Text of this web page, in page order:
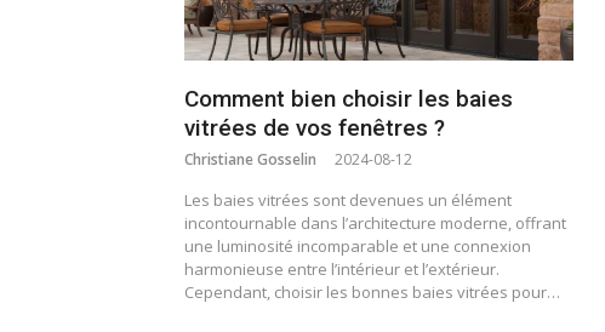
Comment bien choisir les baies
vitrées de vos fenêtres ?
Christiane Gosselin 2024-08-12
Les baies vitrées sont devenues un élément
incontournable dans l’architecture moderne, offrant
une luminosité incomparable et une connexion
harmonieuse entre l’intérieur et l’extérieur.
Cependant, choisir les bonnes baies vitrées pour…